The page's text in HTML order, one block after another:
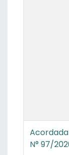
Acordada
N° 97/